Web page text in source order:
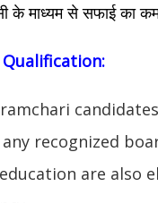
के माध्यम से सफाई का
recognized
are also